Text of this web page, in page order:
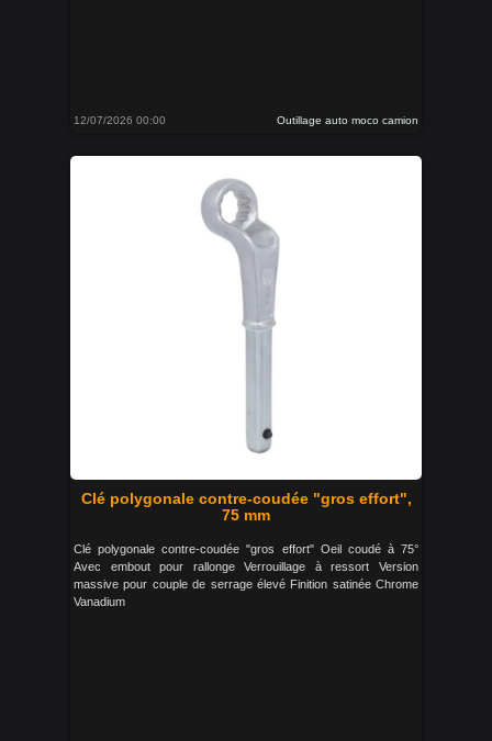
12/07/2026 00:00 Outillage auto moco camion
Clé polygonale contre-coudée "gros effort",
75 mm
Clé polygonale contre-coudée "gros effort" Oeil coudé à 75°
Avec embout pour rallonge Verrouillage à ressort Version
massive pour couple de serrage élevé Finition satinée Chrome
Vanadium